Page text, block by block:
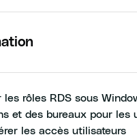
rôles RDS sous
et des bureaux pour les
les accès utilisateurs